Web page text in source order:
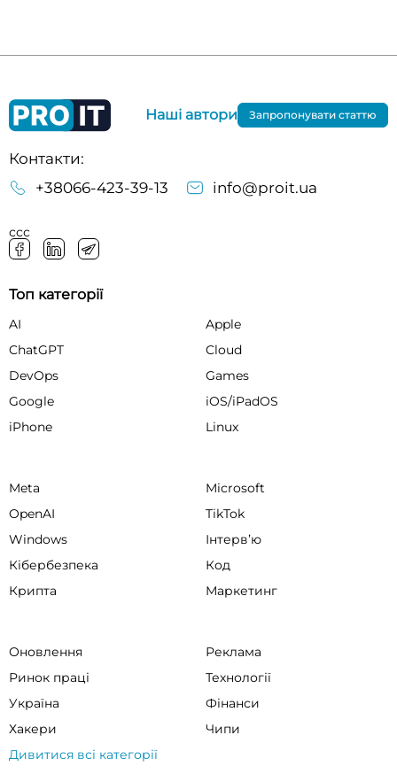
Контакти:
+38066-423-39-13
info@proit.ua
ссс
Наші автори Запропонувати статтю
Топ категорії
AI
Apple
ChatGPT
Cloud
DevOps
Games
Google
iOS/iPadOS
iPhone
Linux
Meta
Microsoft
OpenAI
TikTok
Windows
Інтервʼю
Кібербезпека
Код
Крипта
Маркетинг
Оновлення
Реклама
Ринок праці
Технології
Україна
Фінанси
Хакери
Чипи
Дивитися всі категорії